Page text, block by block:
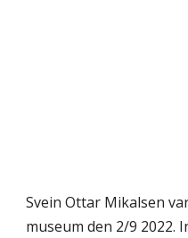
Svein Ottar Mikalsen
museum den 2/9 2022.